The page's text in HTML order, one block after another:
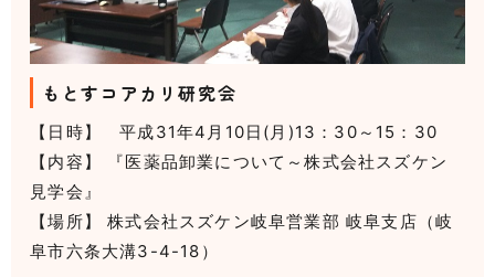
もとすコアカリ研究会
【日時】 平成31年4月10日(月)13：30～15：30
【内容】 『医薬品卸業について～株式会社スズケン
見学会』
【場所】 株式会社スズケン岐阜営業部 岐阜支店（岐
阜市六条大溝3-4-18）